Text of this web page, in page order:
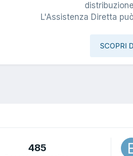
L'Assistenza Diretta
SCOPRI
485